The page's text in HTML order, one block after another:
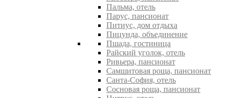
Пальма, отель
Парус, пансионат
Питиус, дом отдыха
Пицунда, объединение
Пшада, гостиница
Райский уголок, отель
Ривьера, пансионат
Самшитовая роща, пансионат
Санта-София, отель
Сосновая роща, пансионат